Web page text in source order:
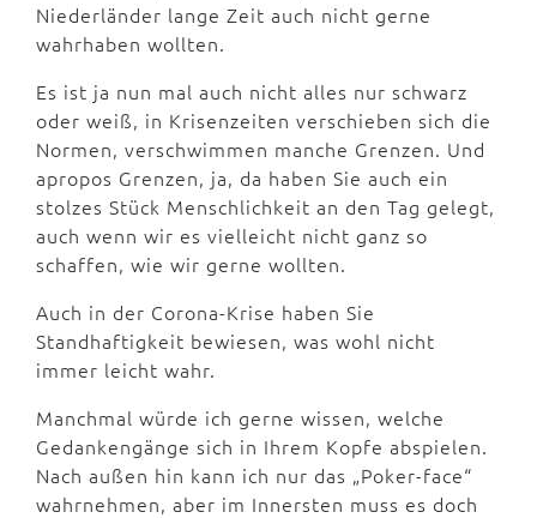
Niederländer lange Zeit auch nicht gerne
wahrhaben wollten.
Es ist ja nun mal auch nicht alles nur schwarz
oder weiß, in Krisenzeiten verschieben sich die
Normen, verschwimmen manche Grenzen. Und
apropos Grenzen, ja, da haben Sie auch ein
stolzes Stück Menschlichkeit an den Tag gelegt,
auch wenn wir es vielleicht nicht ganz so
schaffen, wie wir gerne wollten.
Auch in der Corona-Krise haben Sie
Standhaftigkeit bewiesen, was wohl nicht
immer leicht wahr.
Manchmal würde ich gerne wissen, welche
Gedankengänge sich in Ihrem Kopfe abspielen.
Nach außen hin kann ich nur das „Poker-face“
wahrnehmen, aber im Innersten muss es doch